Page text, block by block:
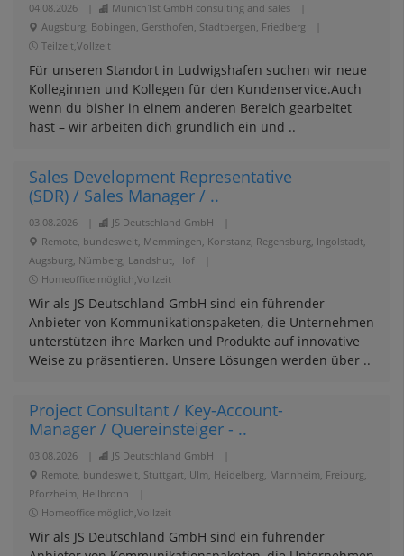
04.08.2026 Munich1st GmbH consulting and sales
Augsburg, Bobingen, Gersthofen, Stadtbergen, Friedberg
Teilzeit,Vollzeit
Für unseren Standort in Ludwigshafen suchen wir neue
Kolleginnen und Kollegen für den Kundenservice.Auch
wenn du bisher in einem anderen Bereich gearbeitet
hast – wir arbeiten dich gründlich ein und ..
Sales Development Representative
(SDR) / Sales Manager / ..
03.08.2026 JS Deutschland GmbH
Remote, bundesweit, Memmingen, Konstanz, Regensburg, Ingolstadt,
Augsburg, Nürnberg, Landshut, Hof
Homeoffice möglich,Vollzeit
Wir als JS Deutschland GmbH sind ein führender
Anbieter von Kommunikationspaketen, die Unternehmen
unterstützen ihre Marken und Produkte auf innovative
Weise zu präsentieren. Unsere Lösungen werden über ..
Project Consultant / Key-Account-
Manager / Quereinsteiger - ..
03.08.2026 JS Deutschland GmbH
Remote, bundesweit, Stuttgart, Ulm, Heidelberg, Mannheim, Freiburg,
Pforzheim, Heilbronn
Homeoffice möglich,Vollzeit
Wir als JS Deutschland GmbH sind ein führender